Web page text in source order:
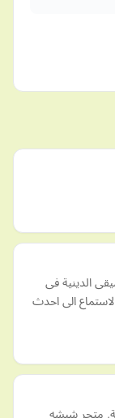
الدينية فى
الى احدث
متجر شيشه